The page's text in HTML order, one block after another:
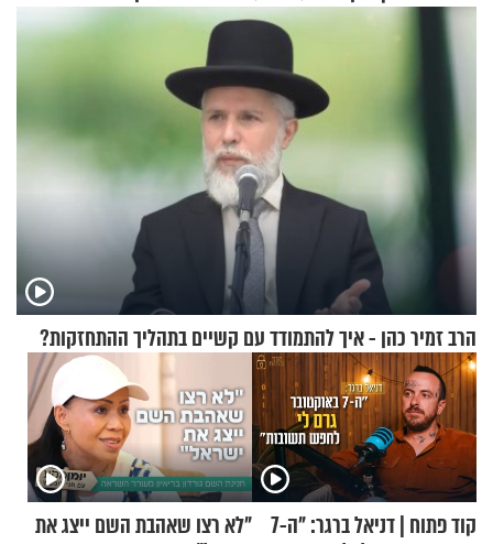
ההתחזקות המרגש
זוגיות במבחן, הפעם עם מרים
וגד דנינו
הרב זמיר כהן - איך להתמודד עם קשיים בתהליך ההתחזקות?
קוד פתוח | דניאל ברגר: "ה-7 "לא רצו שאהבת השם ייצג את